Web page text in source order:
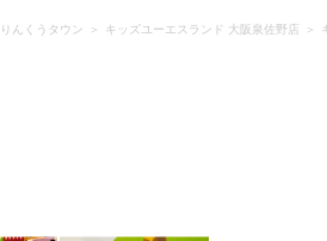
んくうタウン キッズユーエスランド 大阪泉佐野店